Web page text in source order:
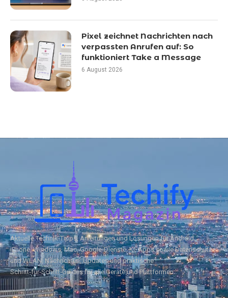
Pixel zeichnet Nachrichten nach
verpassten Anrufen auf: So
funktioniert Take a Message
6 August 2026
Aktuelle Technik‑Tipps, Anleitungen und Lösungen für Android,
iPhone, Windows, Mac, Google‑Dienste, KI, Apps sowie Datenschutz
und WLAN. Nachrichten, Updates und praktische
Schritt‑für‑Schritt‑Guides für alle Geräte und Plattformen.